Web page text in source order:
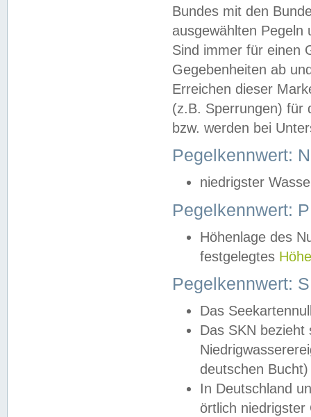
Bundes mit den
ausgewählten
Sind immer für einen
Gegebenheiten ab
Erreichen dieser
(z.B. Sperrungen) für
bzw. werden bei
Pegelkennwert:
niedrigster
Pegelkennwert:
Höhenlage des
festgelegtes
Pegelkennwert:
Das
Das SKN
deutschen
In Deutschland
örtlich